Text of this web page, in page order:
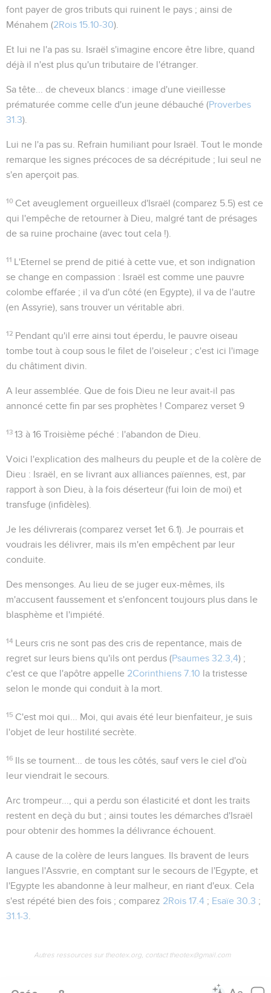
font payer de gros tributs qui ruinent le pays ; ainsi de
Ménahem (2Rois 15.10-30).
Et lui ne l'a pas su . Israël s'imagine encore être libre, quand
déjà il n'est plus qu'un tributaire de l'étranger.
Sa tête... de cheveux blancs : image d'une vieillesse
prématurée comme celle d'un jeune débauché (Proverbes
31.3).
Lui ne l'a pas su . Refrain humiliant pour Israël. Tout le monde
remarque les signes précoces de sa décrépitude ; lui seul ne
s'en aperçoit pas.
10 Cet aveuglement orgueilleux d'Israël (comparez 5.5) est ce
qui l'empêche de retourner à Dieu, malgré tant de présages
de sa ruine prochaine (avec tout cela !).
11 L'Eternel se prend de pitié à cette vue, et son indignation
se change en compassion : Israël est comme une pauvre
colombe effarée ; il va d'un côté (en Egypte), il va de l'autre
(en Assyrie), sans trouver un véritable abri.
12 Pendant qu'il erre ainsi tout éperdu, le pauvre oiseau
tombe tout à coup sous le filet de l'oiseleur ; c'est ici l'image
du châtiment divin.
A leur assemblée . Que de fois Dieu ne leur avait-il pas
annoncé cette fin par ses prophètes ! Comparez verset 9
13 13 à 16 Troisième péché : l'abandon de Dieu.
Voici l'explication des malheurs du peuple et de la colère de
Dieu : Israël, en se livrant aux alliances païennes, est, par
rapport à son Dieu, à la fois déserteur (fui loin de moi) et
transfuge (infidèles).
Je les délivrerais (comparez verset 1et 6.1). Je pourrais et
voudrais les délivrer, mais ils m'en empêchent par leur
conduite.
Des mensonges . Au lieu de se juger eux-mêmes, ils
m'accusent faussement et s'enfoncent toujours plus dans le
blasphème et l'impiété.
14 Leurs cris ne sont pas des cris de repentance, mais de
regret sur leurs biens qu'ils ont perdus (Psaumes 32.3,4) ;
c'est ce que l'apôtre appelle 2Corinthiens 7.10 la tristesse
selon le monde qui conduit à la mort
15 C'est moi qui...
Moi, qui avais été leur bienfaiteur, je suis
l'objet de leur hostilité secrète.
16 Ils se tournent...
de tous les côtés, sauf vers le ciel d'où
leur viendrait le secours.
Arc trompeur...
, qui a perdu son élasticité et dont les traits
restent en deçà du but ; ainsi toutes les démarches d'Israël
pour obtenir des hommes la délivrance échouent.
A cause de la colère de leurs langues . Ils bravent de leurs
langues l'Assvrie, en comptant sur le secours de l'Egypte, et
l'Egypte les abandonne à leur malheur, en riant d'eux. Cela
s'est répété bien des fois ; comparez 2Rois 17.4 ; Esaïe 30.3 ;
31.1-3
Autres ressources sur theotex.org, contact theotex@gmail.com